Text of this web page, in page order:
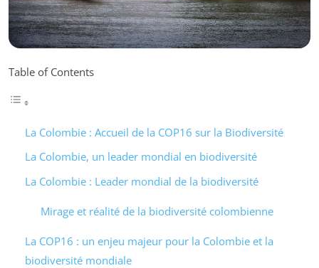
Table of Contents
La Colombie : Accueil de la COP16 sur la Biodiversité
La Colombie, un leader mondial en biodiversité
La Colombie : Leader mondial de la biodiversité
Mirage et réalité de la biodiversité colombienne
La COP16 : un enjeu majeur pour la Colombie et la
biodiversité mondiale